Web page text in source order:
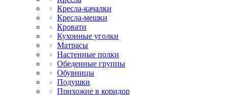
Кресла-качалки
Кресла-мешки
Кровати
Кухонные уголки
Матрасы
Настенные полки
Обеденные группы
Обувницы
Подушки
Прихожие в коридор